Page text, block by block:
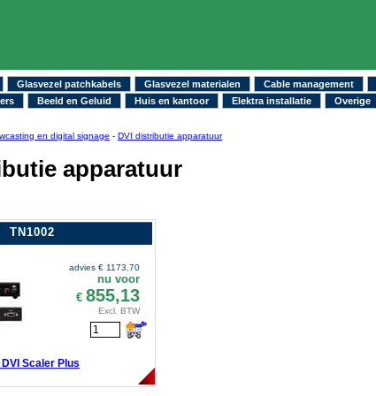
Glasvezel patchkabels Glasvezel materialen Cable management
Beeld en Geluid Huis en kantoor Elektra installatie Overige
en digital signage - DVI distributie apparatuur
apparatuur
TN1002
advies € 1173,70
nu voor
€ 855,13
Excl. BTW
Scaler Plus